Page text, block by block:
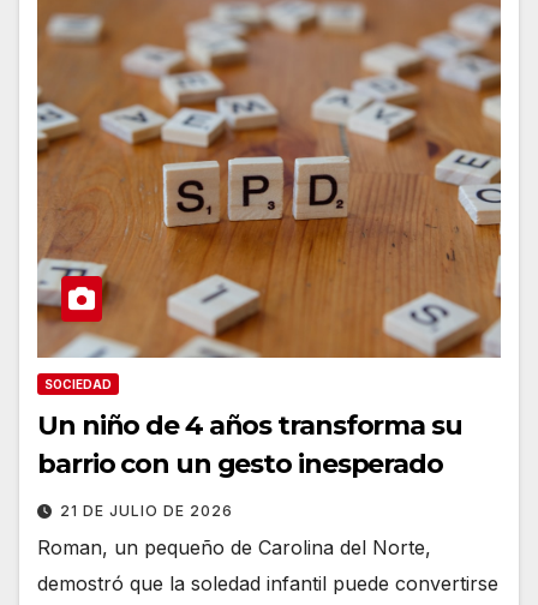
SOCIEDAD
Un niño de 4 años transforma su
barrio con un gesto inesperado
21 DE JULIO DE 2026
Roman, un pequeño de Carolina del Norte,
demostró que la soledad infantil puede convertirse